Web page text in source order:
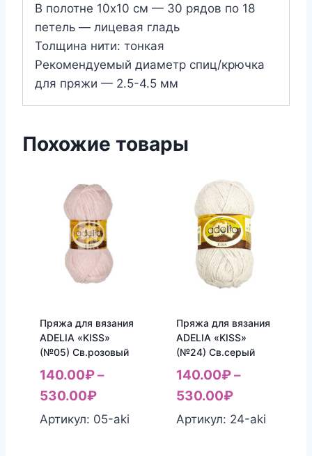
В полотне 10х10 см — 30 рядов по 18
петель — лицевая гладь
Толщина нити: тонкая
Рекомендуемый диаметр спиц/крючка
для пряжи — 2.5-4.5 мм
Похожие товары
Пряжа для вязания
ADELIA «KISS»
(№05) Св.розовый
140.00₽–
530.00₽
Артикул: 05-aki
Пряжа для вязания
ADELIA «KISS»
(№24) Св.серый
140.00₽–
530.00₽
Артикул: 24-aki